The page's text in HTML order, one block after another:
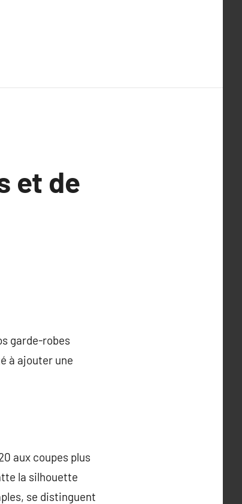
et de
garde-robes
à ajouter une
aux coupes plus
la silhouette
se distinguent